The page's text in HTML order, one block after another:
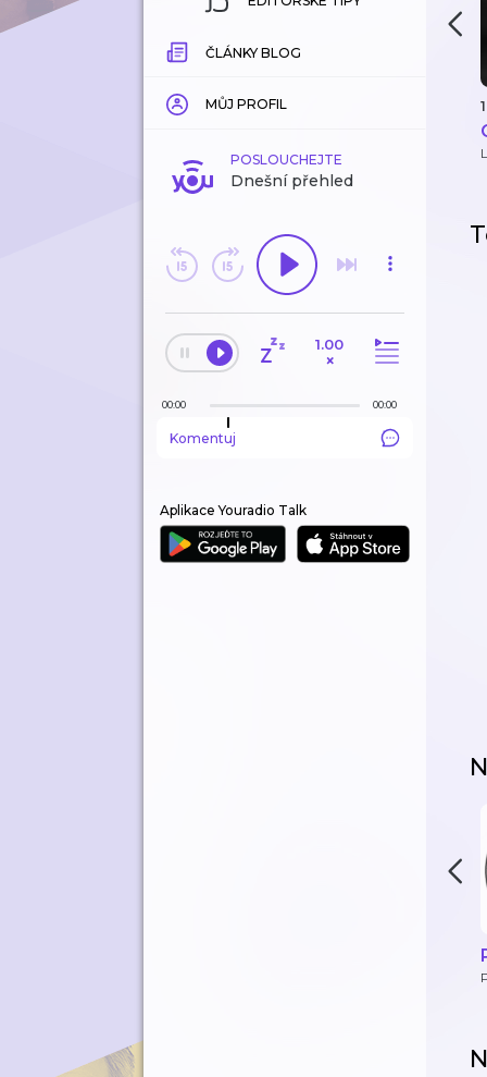
ČLÁNKY BLOG
MŮJ PROFIL
POSLOUCHEJTE
Dnešní přehled
1.00
×
00:00 00:00
Komentuj
Aplikace Youradio Talk